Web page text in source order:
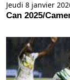
Jeudi 8 janvier
Can 2025/